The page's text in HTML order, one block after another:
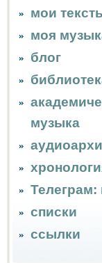
мои
моя
блог
музыка
Телеграм:
списки
ссылки